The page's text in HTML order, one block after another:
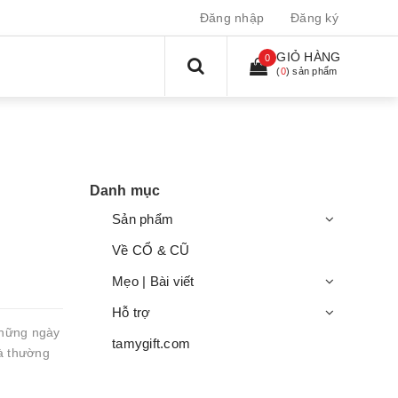
Đăng nhập Đăng ký
0 GIỎ HÀNG
(0) sản phẩm
ngày
thường
Danh mục
Sản phẩm
Về CỔ & CŨ
Mẹo | Bài viết
Hỗ trợ
tamygift.com